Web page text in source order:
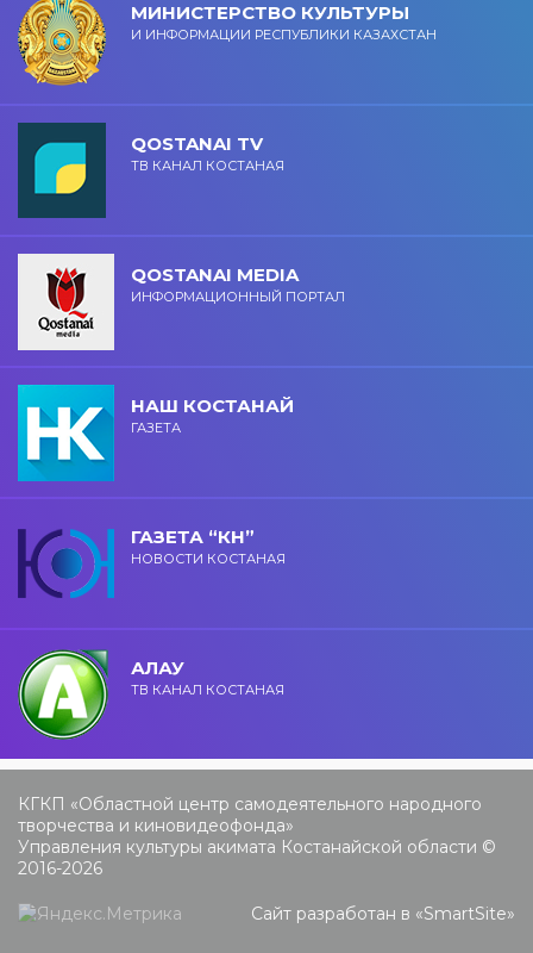
МИНИСТЕРСТВО КУЛЬТУРЫ
И ИНФОРМАЦИИ РЕСПУБЛИКИ КАЗАХСТАН
QOSTANAI TV
ТВ КАНАЛ КОСТАНАЯ
QOSTANAI MEDIA
ИНФОРМАЦИОННЫЙ ПОРТАЛ
НАШ КОСТАНАЙ
ГАЗЕТА
ГАЗЕТА “КН”
НОВОСТИ КОСТАНАЯ
АЛАУ
ТВ КАНАЛ КОСТАНАЯ
КГКП «Областной центр самодеятельного народного
творчества и киновидеофонда»
Управления культуры акимата Костанайской области ©
2016-2026
Сайт разработан в «SmartSite»